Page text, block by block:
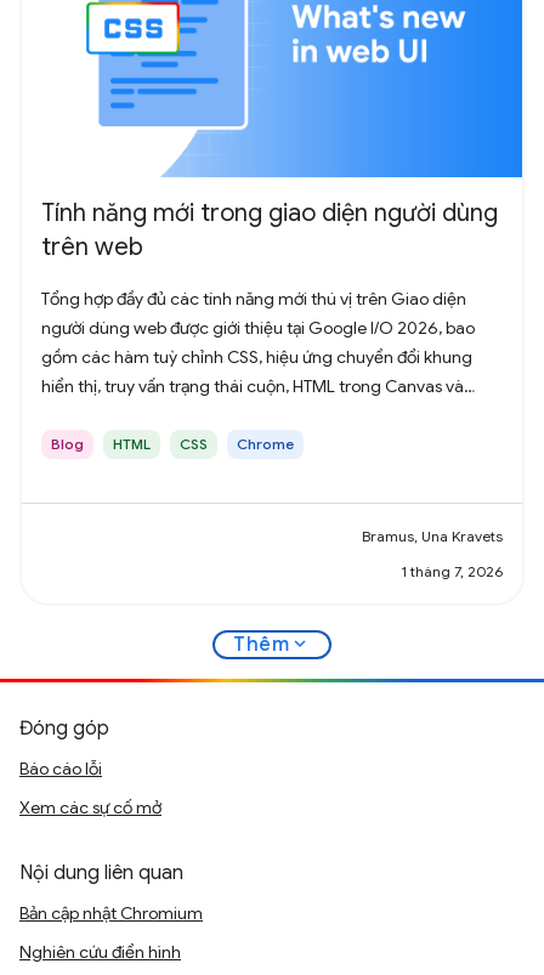
Tính năng mới trong giao diện người dùng
trên web
Tổng hợp đầy đủ các tính năng mới thú vị trên Giao diện
người dùng web được giới thiệu tại Google I/O 2026, bao
gồm các hàm tuỳ chỉnh CSS, hiệu ứng chuyển đổi khung
hiển thị, truy vấn trạng thái cuộn, HTML trong Canvas và
Blog HTML CSS Chrome
Bramus, Una Kravets
1 tháng 7, 2026
Thêm expand_more
Đóng góp
Báo cáo lỗi
Xem các sự cố mở
Nội dung liên quan
Bản cập nhật Chromium
Nghiên cứu điển hình